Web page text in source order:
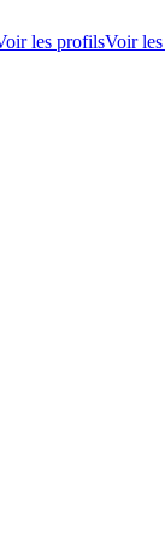
les profilsVoir